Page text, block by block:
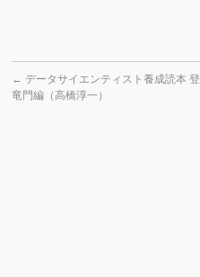
← データサイエンティスト養成読本 登
竜門編（高橋淳一）